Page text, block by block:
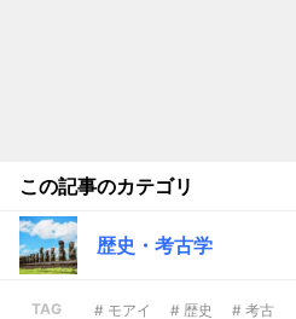
この記事のカテゴリ
歴史・考古学
TAG # モアイ # 歴史 # 考古